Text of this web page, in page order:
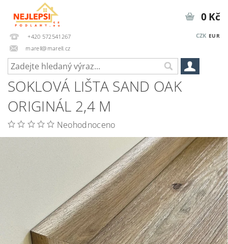
+420 572541267
marell@marell.cz
CZK EUR
0 Kč
SOKLOVÁ LIŠTA SAND OAK
ORIGINÁL 2,4 M
Neohodnoceno